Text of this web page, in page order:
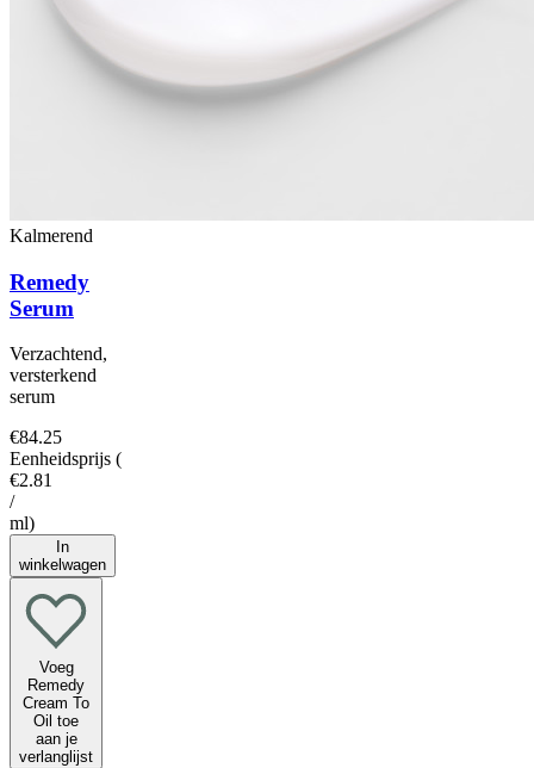
Kalmerend
Remedy
Serum
Verzachtend,
versterkend
serum
€84.25
Eenheidsprijs (
€2.81
/
ml)
In
winkelwagen
Voeg
Remedy
Cream To
Oil toe
aan je
verlanglijst